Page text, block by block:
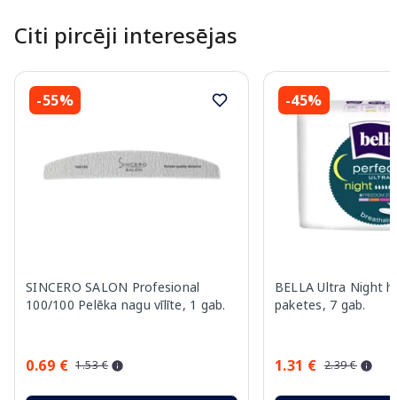
Citi pircēji interesējas
-55%
SINCERO SALON Profesional
100/100 Pelēka nagu vīlīte, 1 gab.
0.69 € 1.53 €
-45%
BELLA Ultra Night
paketes, 7 gab.
1.31 € 2.39 €